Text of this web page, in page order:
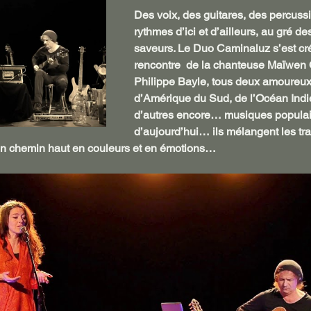
Des voix, des guitares, des
rythmes d’ici et d’ailleurs, au gré
saveurs. Le Duo Caminaluz s’est
rencontre  de la chanteuse
Philippe Bayle, tous deux
d’Amérique du Sud, de l’Océan
d’autres encore… musiques
d’aujourd’hui… ils mélangent les
chemin haut en couleurs et en émotions…